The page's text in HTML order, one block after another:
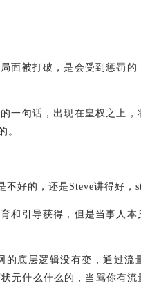
面被打破，是会受到惩罚的
一句话，出现在皇权之上，
。…
好的，还是Steve讲得好，
和引导获得，但是当事人本
底层逻辑没有变，通过流
元什么什么的，当骂你有